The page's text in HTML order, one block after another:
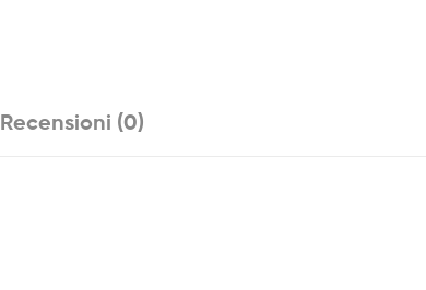
Recensioni (0)